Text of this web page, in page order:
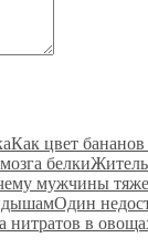
Как цвет бананов
Житель
мужчины
Один
нитратов в